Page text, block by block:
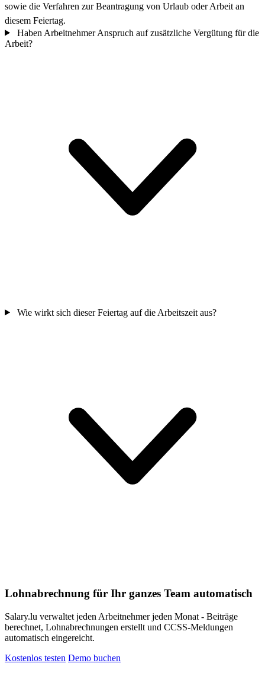
sowie die Verfahren zur Beantragung von Urlaub oder Arbeit an
diesem Feiertag.
Haben Arbeitnehmer Anspruch auf zusätzliche Vergütung für die
Arbeit?
Wie wirkt sich dieser Feiertag auf die Arbeitszeit aus?
Lohnabrechnung für Ihr ganzes Team automatisch
Salary.lu verwaltet jeden Arbeitnehmer jeden Monat - Beiträge
berechnet, Lohnabrechnungen erstellt und CCSS-Meldungen
automatisch eingereicht.
Kostenlos testen Demo buchen